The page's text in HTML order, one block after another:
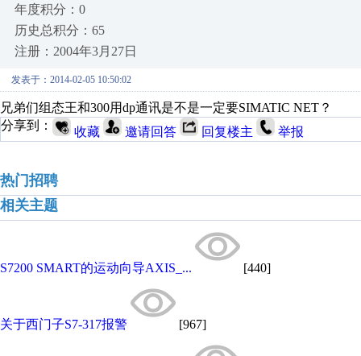
年度积分：0
历史总积分：65
注册：2004年3月27日
发表于：2014-02-05 10:50:02
兄弟们组态王和300用dp通讯是不是一定要SIMATIC NET？
分享到：
收藏 邀请回答 回复楼主 举报
热门招聘
相关主题
S7200 SMART的运动向导AXIS_... [440]
关于西门子S7-317报警 [967]